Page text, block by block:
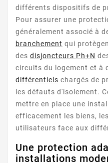
différents dispositifs de
Pour assurer une
généralement associé à
branchement qui
des disjoncteurs Ph+N
circuits du logement et à
différentiels chargés de
les défauts d'isolement.
mettre en place une
efficacement les biens,
utilisateurs face aux
Une protection
installations